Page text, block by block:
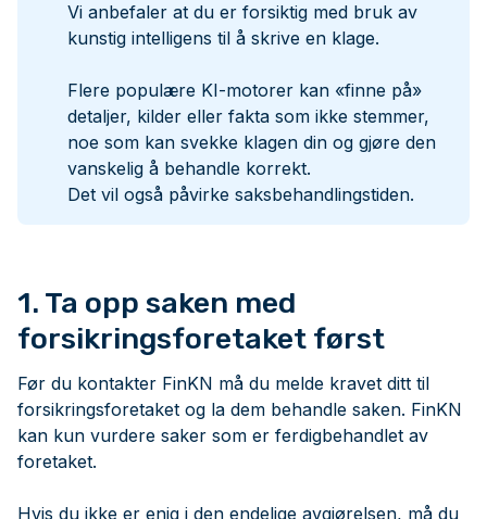
Vi anbefaler at du er forsiktig med bruk av
kunstig intelligens til å skrive en klage.
Flere populære KI-motorer kan «finne på»
detaljer, kilder eller fakta som ikke stemmer,
noe som kan svekke klagen din og gjøre den
vanskelig å behandle korrekt.
Det vil også påvirke saksbehandlingstiden.
1. Ta opp saken med
forsikringsforetaket først
Før du kontakter FinKN må du melde kravet ditt til
forsikringsforetaket og la dem behandle saken. FinKN
kan kun vurdere saker som er ferdigbehandlet av
foretaket.
Hvis du ikke er enig i den endelige avgjørelsen, må du